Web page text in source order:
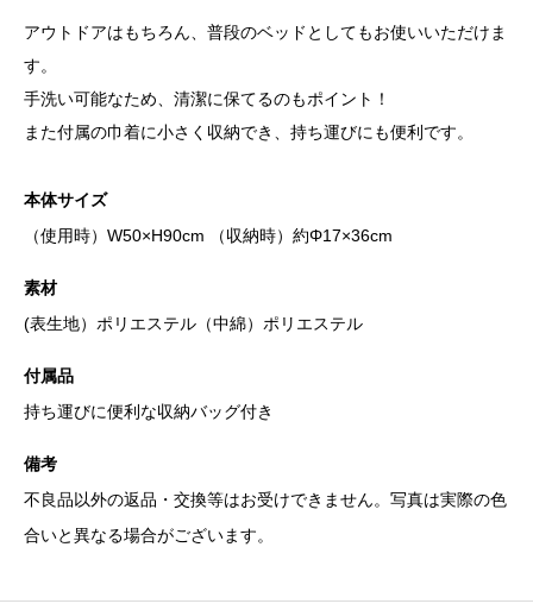
アウトドアはもちろん、普段のベッドとしてもお使いいただけま
す。
手洗い可能なため、清潔に保てるのもポイント！
また付属の巾着に小さく収納でき、持ち運びにも便利です。
本体サイズ
（使用時）W50×H90cm （収納時）約Φ17×36cm
素材
(表生地）ポリエステル（中綿）ポリエステル
付属品
持ち運びに便利な収納バッグ付き
備考
不良品以外の返品・交換等はお受けできません。写真は実際の色
合いと異なる場合がございます。